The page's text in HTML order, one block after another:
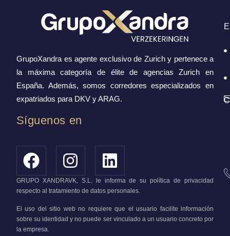
GrupoXandra es agente exclusivo de Zurich y pertenece a
la máxima categoría de élite de agencias Zurich en
España. Además, somos corredores especializados en
expatriados para DKV y ARAG.
Síguenos en
GRUPO XANDRAVK, S.L. le informa de su política de privacidad
respecto al tratamiento de datos personales.
El uso del sitio web no requiere que el usuario facilite información
sobre su identidad y no puede ser vinculado a un usuario concreto por
la empresa.